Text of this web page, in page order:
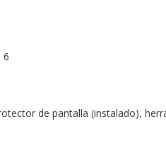
6
de pantalla (instalado),